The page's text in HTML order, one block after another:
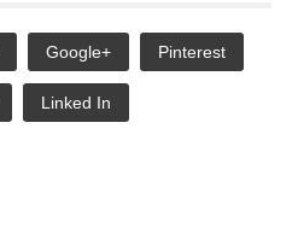
Google+ Pinterest
Linked In